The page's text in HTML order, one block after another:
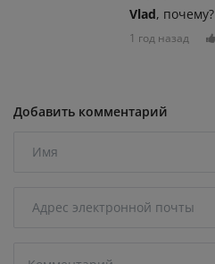
Vlad, почему?
1 год назад
Добавить комментарий